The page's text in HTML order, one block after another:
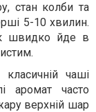
стан колби та
5-10 хвилин.
швидко йде в
чаші
аромат часто
верхній шар